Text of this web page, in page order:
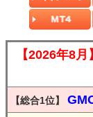
【2026年8
【総合1位】